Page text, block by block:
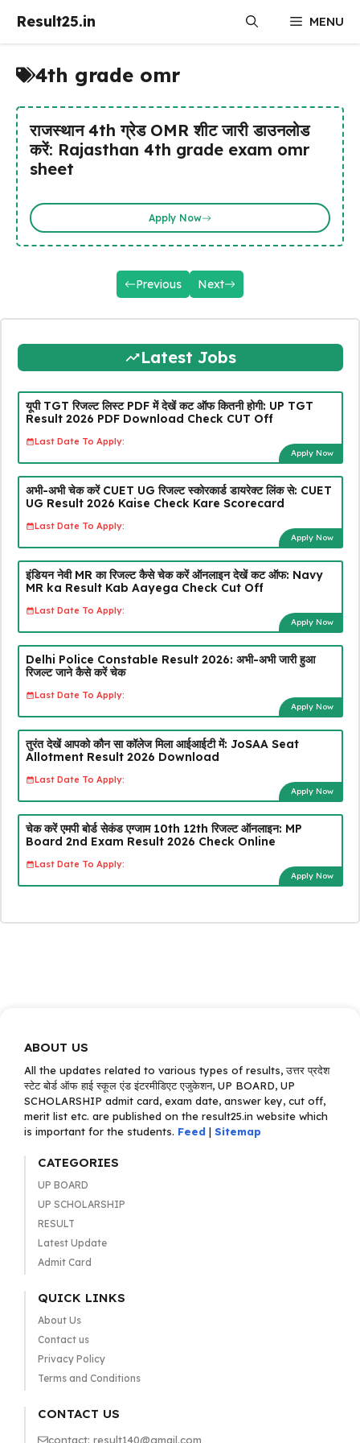
Result25.in MENU
4th grade omr
राजस्थान 4th ग्रेड OMR शीट जारी डाउनलोड
करें: Rajasthan 4th grade exam omr
sheet
Apply Now
Previous Next
Latest Jobs
यूपी TGT रिजल्ट लिस्ट PDF में देखें कट ऑफ कितनी होगी: UP TGT
Result 2026 PDF Download Check CUT Off
Last Date To Apply:
Apply Now
अभी-अभी चेक करें CUET UG रिजल्ट स्कोरकार्ड डायरेक्ट लिंक से: CUET
UG Result 2026 Kaise Check Kare Scorecard
Last Date To Apply:
Apply Now
इंडियन नेवी MR का रिजल्ट कैसे चेक करें ऑनलाइन देखें कट ऑफ: Navy
MR ka Result Kab Aayega Check Cut Off
Last Date To Apply:
Apply Now
Delhi Police Constable Result 2026: अभी-अभी जारी हुआ
रिजल्ट जाने कैसे करें चेक
Last Date To Apply:
Apply Now
तुरंत देखें आपको कौन सा कॉलेज मिला आईआईटी में: JoSAA Seat
Allotment Result 2026 Download
Last Date To Apply:
Apply Now
चेक करें एमपी बोर्ड सेकंड एग्जाम 10th 12th रिजल्ट ऑनलाइन: MP
Board 2nd Exam Result 2026 Check Online
Last Date To Apply:
Apply Now
ABOUT US
All the updates related to various types of results, उत्तर प्रदेश
स्टेट बोर्ड ऑफ हाई स्कूल एंड इंटरमीडिएट एजुकेशन, UP BOARD, UP
SCHOLARSHIP admit card, exam date, answer key, cut off,
merit list etc. are published on the result25.in website which
is important for the students. Feed | Sitemap
CATEGORIES
UP BOARD
UP SCHOLARSHIP
RESULT
Latest Update
Admit Card
QUICK LINKS
About Us
Contact us
Privacy Policy
Terms and Conditions
CONTACT US
contact: result140@gmail.com